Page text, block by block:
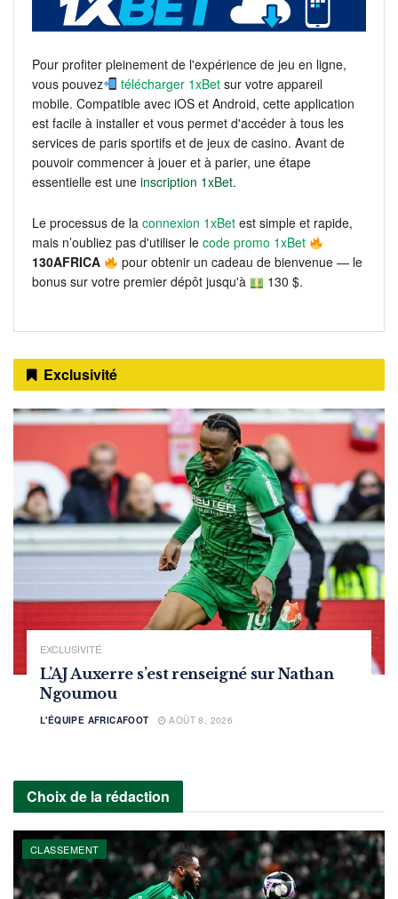
Pour profiter pleinement de l'expérience de jeu en ligne,
vous pouvez
télécharger 1xBet sur votre appareil
mobile. Compatible avec iOS et Android, cette application
est facile à installer et vous permet d'accéder à tous les
services de paris sportifs et de jeux de casino. Avant de
pouvoir commencer à jouer et à parier, une étape
essentielle est une inscription 1xBet.
Le processus de la connexion 1xBet est simple et rapide,
mais n’oubliez pas d'utiliser le code promo 1xBet
130AFRICA
pour obtenir un cadeau de bienvenue — le
bonus sur votre premier dépôt jusqu'à
130 $.
Exclusivité
EXCLUSIVITÉ
L’AJ Auxerre s’est renseigné sur Nathan
Ngoumou
L'ÉQUIPE AFRICAFOOT AOÛT 8, 2026
Choix de la rédaction
CLASSEMENT